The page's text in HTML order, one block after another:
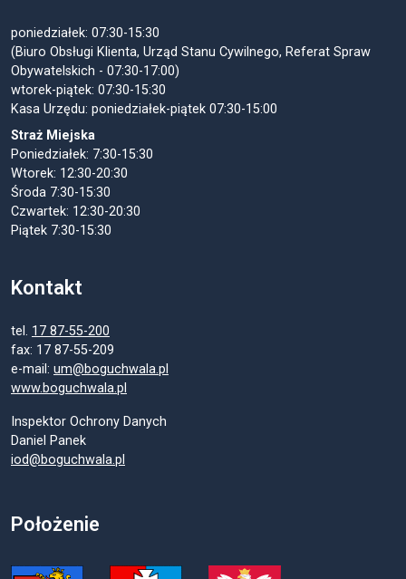
poniedziałek: 07:30-15:30
(Biuro Obsługi Klienta, Urząd Stanu Cywilnego, Referat Spraw
Obywatelskich - 07:30-17:00)
wtorek-piątek: 07:30-15:30
Kasa Urzędu: poniedziałek-piątek 07:30-15:00
Straż Miejska
Poniedziałek: 7:30-15:30
Wtorek: 12:30-20:30
Środa 7:30-15:30
Czwartek: 12:30-20:30
Piątek 7:30-15:30
Kontakt
tel. 17 87-55-200
fax: 17 87-55-209
e-mail: um@boguchwala.pl
www.boguchwala.pl
Inspektor Ochrony Danych
Daniel Panek
iod@boguchwala.pl
Położenie